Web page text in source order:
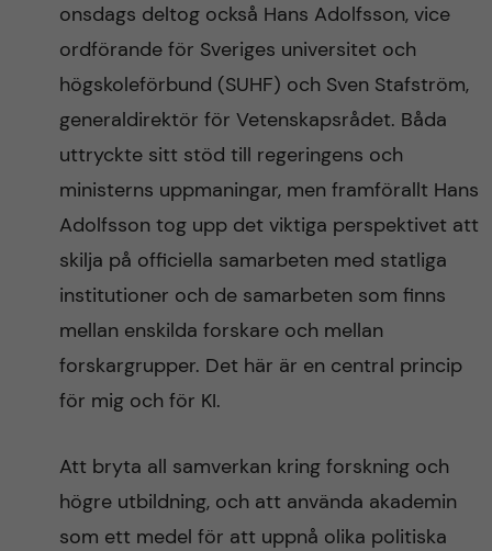
onsdags deltog också Hans Adolfsson, vice
ordförande för Sveriges universitet och
högskoleförbund (SUHF) och Sven Stafström,
generaldirektör för Vetenskapsrådet. Båda
uttryckte sitt stöd till regeringens och
ministerns uppmaningar, men framförallt Hans
Adolfsson tog upp det viktiga perspektivet att
skilja på officiella samarbeten med statliga
institutioner och de samarbeten som finns
mellan enskilda forskare och mellan
forskargrupper. Det här är en central princip
för mig och för KI.
Att bryta all samverkan kring forskning och
högre utbildning, och att använda akademin
som ett medel för att uppnå olika politiska